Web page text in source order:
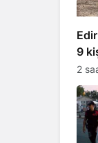
9
2